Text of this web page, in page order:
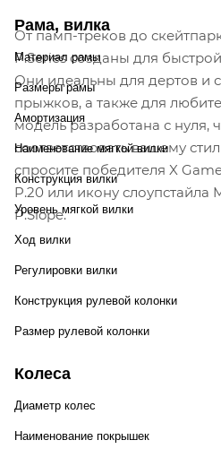
От памп-треков до
P.Series созданы для
Они идеальны для дертов и
прыжков, а также для
модель разработана с нуля,
соответствовать вашему
спросите победителя X
P.20 или икону слоупстайла
P.Slope.
Рама, вилка
Материал рамы
Размеры рамы
Амортизация
Наименование мягкой вилки
Конструкция вилки
Уровень мягкой вилки
Ход вилки
Регулировки вилки
Конструкция рулевой колонки
Размер рулевой колонки
Колеса
Диаметр колес
Наименование покрышек